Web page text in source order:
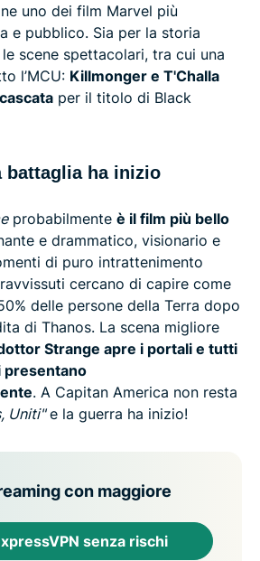
uno dei film Marvel più
e pubblico. Sia per la storia
scene spettacolari, tra cui una
l’MCU: Killmonger e T'Challa
per il titolo di Black
battaglia ha inizio
probabilmente è il film più bello
e drammatico, visionario e
di puro intrattenimento
cercano di capire come
delle persone della Terra dopo
di Thanos. La scena migliore
Strange apre i portali e tutti
presentano
. A Capitan America non resta
Uniti"e la guerra ha inizio!
con maggiore
senza rischi